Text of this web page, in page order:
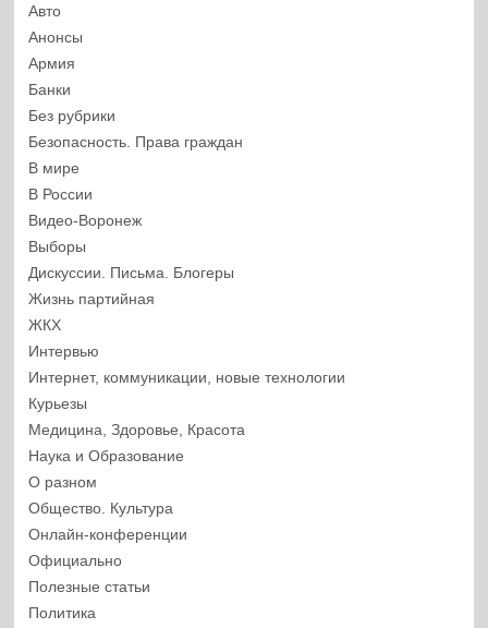
Авто
Анонсы
Армия
Банки
Без рубрики
Безопасность. Права граждан
В мире
В России
Видео-Воронеж
Выборы
Дискуссии. Письма. Блогеры
Жизнь партийная
ЖКХ
Интервью
Интернет, коммуникации, новые технологии
Курьезы
Медицина, Здоровье, Красота
Наука и Образование
О разном
Общество. Культура
Онлайн-конференции
Официально
Полезные статьи
Политика